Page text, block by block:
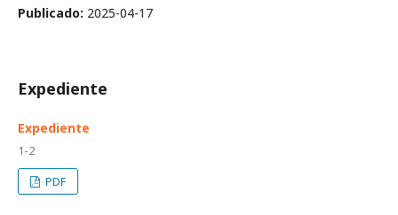
Publicado: 2025-04-17
Expediente
Expediente
1-2
PDF